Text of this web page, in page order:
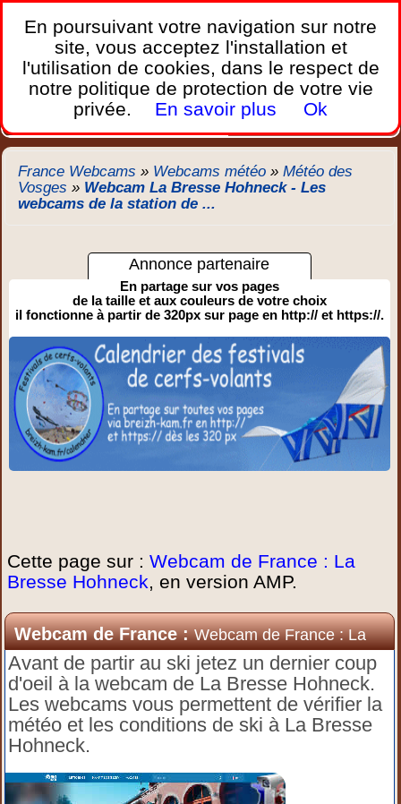
France Webcams,
Les webcams sur mobiles, portables et PC.
Home Bretagne Corse Plages Ports Montagnes
Trafic Chercher New
France Webcams » Webcams météo »Météo des
Vosges » Webcam La Bresse Hohneck - Les
webcams de la station de ...
Annonce partenaire
En partage sur vos pages
de la taille et aux couleurs de votre choix
il fonctionne à partir de 320px sur page en http:// et https://.
Cette page sur :Webcam de France : La
Bresse Hohneck, en version AMP.
Webcam de France :Webcam de France : La
Bresse Hohneck
Avant de partir au ski jetez un dernier coup
d'oeil à la webcam de La Bresse Hohneck.
Les webcams vous permettent de vérifier la
météo et les conditions de ski à La Bresse
Hohneck.
En poursuivant votre navigation sur notre
site, vous acceptez l'installation et
l'utilisation de cookies, dans le respect de
notre politique de protection de votre vie
privée.
En savoir plus Ok